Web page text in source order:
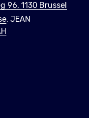
96, 1130 Brussel
, JEAN